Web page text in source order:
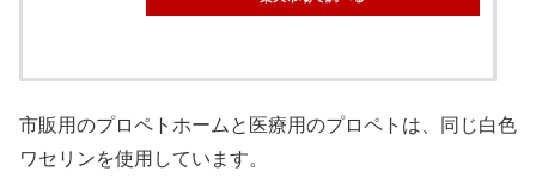
市販用のプロペトホームと医療用のプロペトは、同じ白色
ワセリンを使用しています。